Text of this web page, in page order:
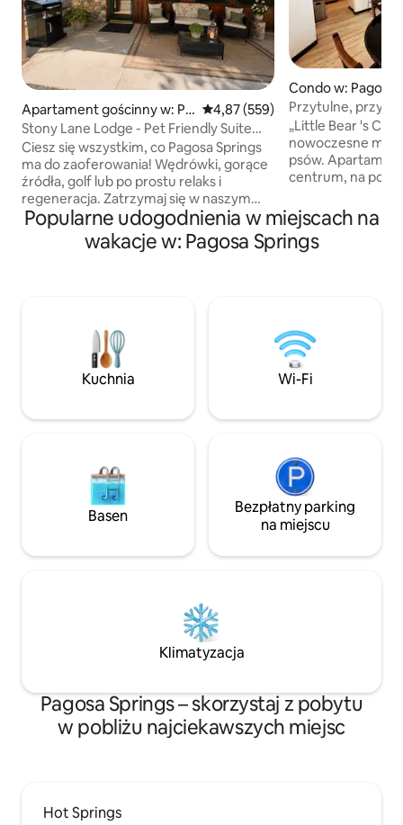
Apartament gościnny w: Pa
gosa Springs
Średnia ocena: 4,87 na 5, liczba
4,87 (559)
Stony Lane Lodge - Pet Friendly Suite
VRP P1C-ZV4
Ciesz się wszystkim, co Pagosa Springs
ma do zaoferowania! Wędrówki, gorące
źródła, golf lub po prostu relaks i
regeneracja. Zatrzymaj się w naszym
prywatnym apartamencie o powierzchni
prawie 900 stóp kwadratowych,
położonym na dolnym piętrze domku z
jednak należy pamiętać, że droga do
łazienki prowadzi przez sypialnię.
Ogrodzone podwórko dla Twojego
zwierzaka. Opłata w wysokości 15 USD
oddzielnie, maksymalnie 60 USD.
Condo w: Pagosa
Przytulne,
lokalizacja,
„Little Bear 's
nowoczesne
psów.
centrum, na polu
oznacza, że
centrum miasta
kilka minut drogi.
gdzie znajdują
narciarskie,
świetny golf dyskowy. Opłata
wynosi 50 USD
Popularne udogodnienia w miejscach na
wakacje w: Pagosa Springs
Kuchnia Wi-Fi
Basen
Bezpłatny parking
na miejscu
Klimatyzacja
Pagosa Springs – skorzystaj z pobytu
w pobliżu najciekawszych miejsc
Hot Springs